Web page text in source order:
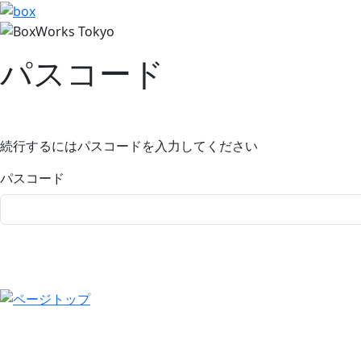
パスコード
続行するにはパスコードを入力してください
パスコード